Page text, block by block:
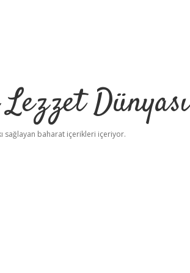
Dünyası
sağlayan baharat içerikleri içeriyor.